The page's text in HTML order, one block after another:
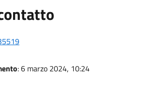
: 6 marzo 2024, 10:24